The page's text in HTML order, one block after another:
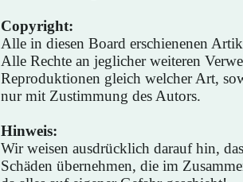
Copyright:
Alle in diesen Board erschienenen
Alle Rechte an jeglicher weiteren
Reproduktionen gleich welcher Art,
nur mit Zustimmung des Autors.
Hinweis:
Wir weisen ausdrücklich darauf hin,
Schäden übernehmen, die im